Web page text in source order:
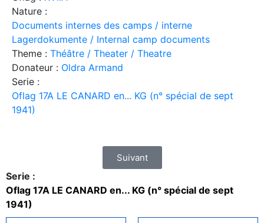
Nature :
Documents internes des camps / interne
Lagerdokumente / Internal camp documents
Theme : Théâtre / Theater / Theatre
Donateur : Oldra Armand
Serie :
Oflag 17A LE CANARD en... KG (n° spécial de sept
1941)
Suivant
Serie :
Oflag 17A LE CANARD en... KG (n° spécial de sept
1941)